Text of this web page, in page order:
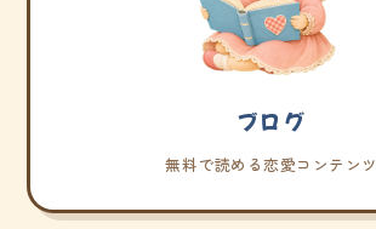
ブログ
無料で読める恋愛コンテンツ